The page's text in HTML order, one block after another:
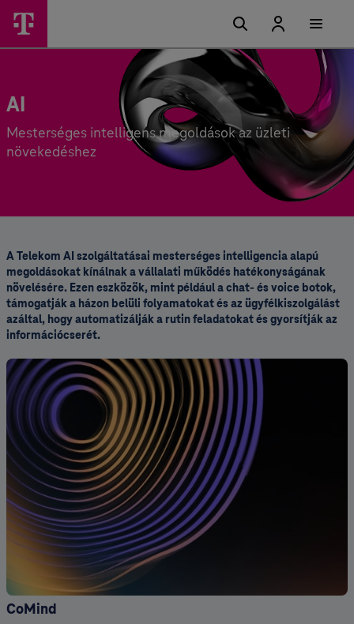
AI
Mesterséges intelligens megoldások az üzleti
növekedéshez
A Telekom AI szolgáltatásai mesterséges intelligencia alapú
megoldásokat kínálnak a vállalati működés hatékonyságának
növelésére. Ezen eszközök, mint például a chat- és voice botok,
támogatják a házon belüli folyamatokat és az ügyfélkiszolgálást
azáltal, hogy automatizálják a rutin feladatokat és gyorsítják az
információcserét.
CoMind